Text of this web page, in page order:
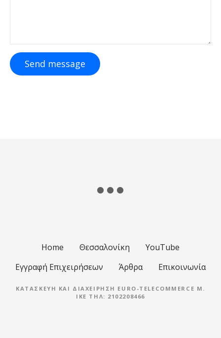
Send message
Home Θεσσαλονίκη
YouTube
Εγγραφή Επιχειρήσεων
Άρθρα Επικοινωνία
ΚΑΤΑΣΚΕΥΉ ΚΑΙ ΔΙΑΧΕΊΡΗΣΗ EURO-TELECOMMERCE M.
IKE ΤΗΛ: 2102208466